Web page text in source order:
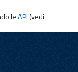
leAPI(vedi